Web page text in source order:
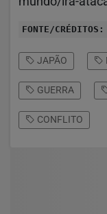
FONTE/CRÉDITOS:
JAPÃO
GUERRA
CONFLITO